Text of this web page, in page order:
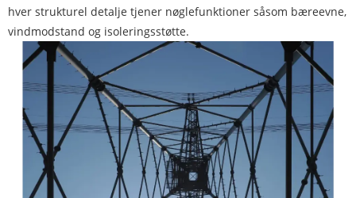
hver strukturel detalje tjener nøglefunktioner såsom bæreevne,
vindmodstand og isoleringsstøtte.